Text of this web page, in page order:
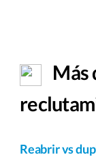
Más
Reabrir vs